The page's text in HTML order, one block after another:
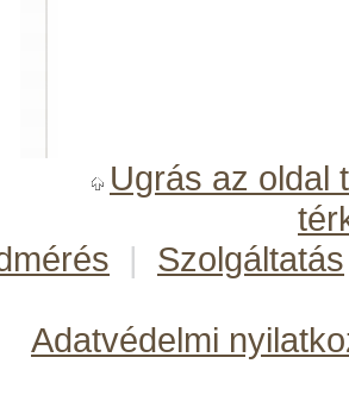
Ugrás az oldal
| Szolgáltatás
Adatvédelmi